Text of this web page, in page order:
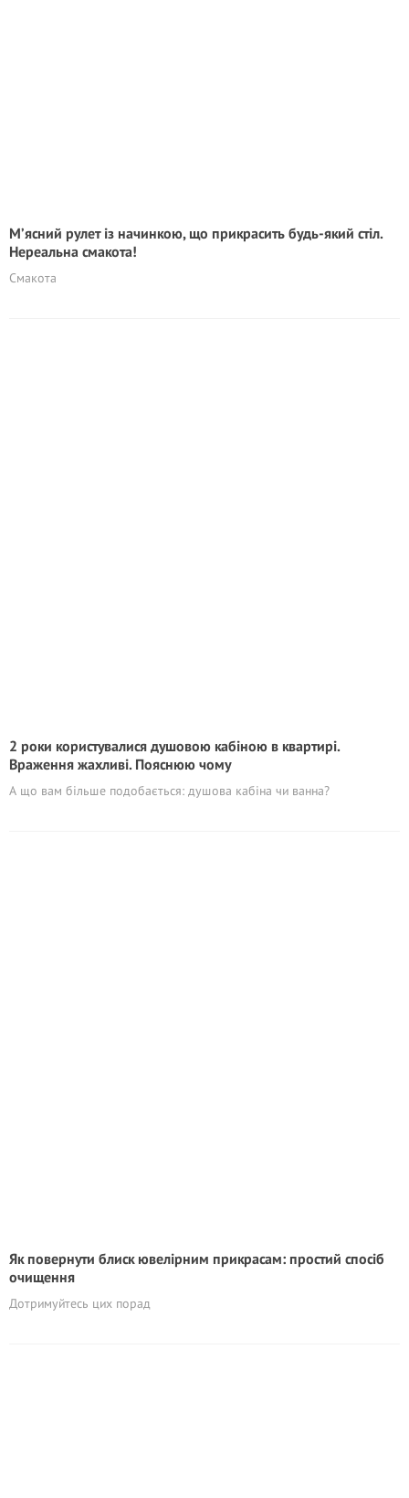
М’ясний рулет із начинкою, що прикрасить будь-який стіл.
Нереальна смакота!
Смакота
2 роки користувалися душовою кабіною в квартирі.
Враження жахливі. Пояснюю чому
А що вам більше подобається: душова кабіна чи ванна?
Як повернути блиск ювелірним прикрасам: простий спосіб
очищення
Дотримуйтесь цих порад